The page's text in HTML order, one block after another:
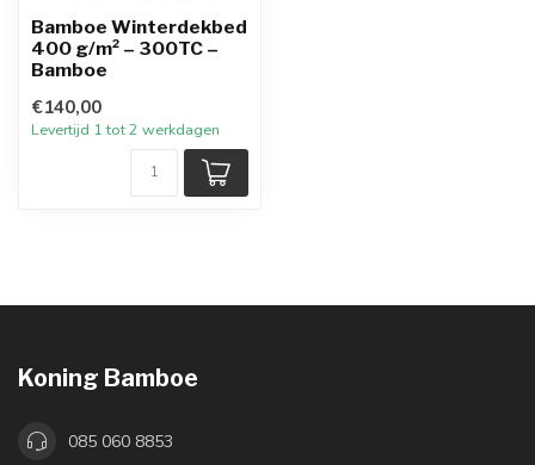
Bamboe Winterdekbed
400 g/m² – 300TC –
Bamboe
€140,00
Levertijd 1 tot 2 werkdagen
Koning Bamboe
085 060 8853